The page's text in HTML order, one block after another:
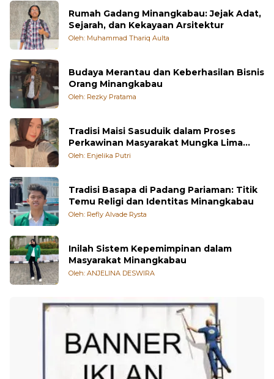
Rumah Gadang Minangkabau: Jejak Adat,
Sejarah, dan Kekayaan Arsitektur
Oleh: Muhammad Thariq Aulta
Budaya Merantau dan Keberhasilan Bisnis
Orang Minangkabau
Oleh: Rezky Pratama
Tradisi Maisi Sasuduik dalam Proses
Perkawinan Masyarakat Mungka Lima
Puluh Kota
Oleh: Enjelika Putri
Tradisi Basapa di Padang Pariaman: Titik
Temu Religi dan Identitas Minangkabau
Oleh: Refly Alvade Rysta
Inilah Sistem Kepemimpinan dalam
Masyarakat Minangkabau
Oleh: ANJELINA DESWIRA